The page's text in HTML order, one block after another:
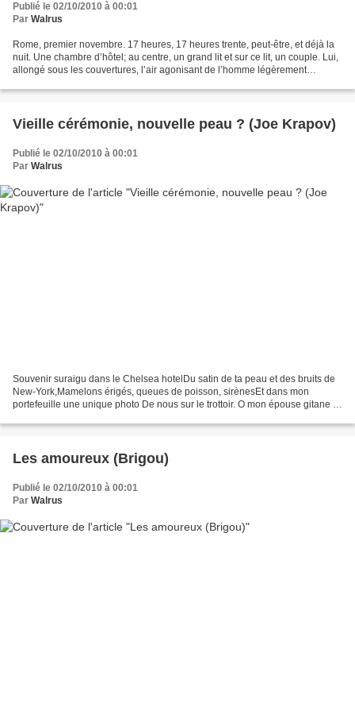
Publié le 02/10/2010 à 00:01
Par Walrus
Rome, premier novembre. 17 heures, 17 heures trente, peut-être, et déjà la
nuit. Une chambre d’hôtel; au centre, un grand lit et sur ce lit, un couple. Lui,
allongé sous les couvertures, l’air agonisant de l’homme légèrement
Vieille cérémonie, nouvelle peau ? (Joe Krapov)
Publié le 02/10/2010 à 00:01
Par Walrus
Souvenir suraigu dans le Chelsea hotelDu satin de ta peau et des bruits de
New-York,Mamelons érigés, queues de poisson, sirènesEt dans mon
portefeuille une unique photo De nous sur le trottoir. O mon épouse gitane à
Les amoureux (Brigou)
Publié le 02/10/2010 à 00:01
Par Walrus